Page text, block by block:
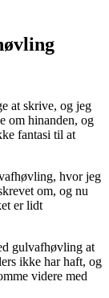
at skrive, og jeg
om hinanden, og
fantasi til at
hvor jeg
om, og nu
er lidt
gulvafhøvling at
ikke har haft, og
videre med